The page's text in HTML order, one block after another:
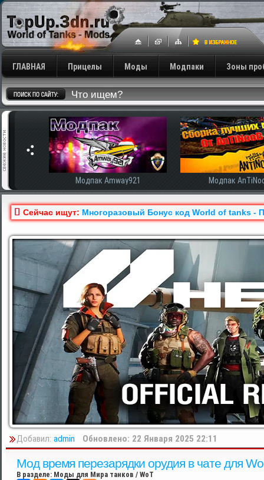
ГЛАВНАЯ Прицелы Моды Модпаки Зоны
Модпак Amway921 Модпак
Сейчас ищут: Многоразовый Бонус код World of tanks -
Добавил: admin Обновлено: 22 Января 2025 22:11
Мод время перезарядки орудия в чате для
В разделе: Моды для Мира танков / WoT